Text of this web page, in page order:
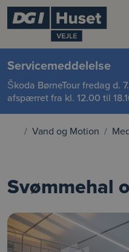
Servicemeddelelse
Škoda BørneTour fredag d.
afspærret fra kl. 12.00 til
Vand og Motion
Svømmehal